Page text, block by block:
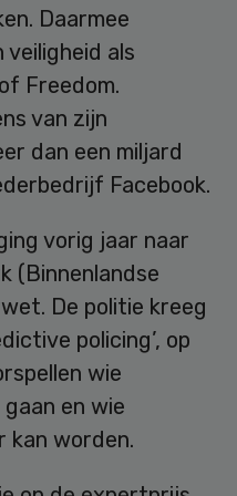
Daarmee
als
Freedom.
van zijn
dan een miljard
Facebook.
vorig jaar naar
(Binnenlandse
De politie kreeg
policing’, op
wie
en wie
kan worden.